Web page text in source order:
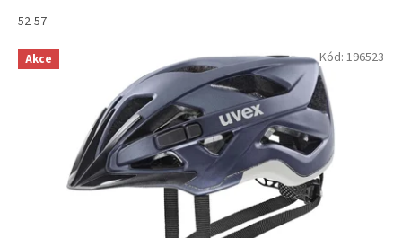
52-57
Akce Kód: 196523